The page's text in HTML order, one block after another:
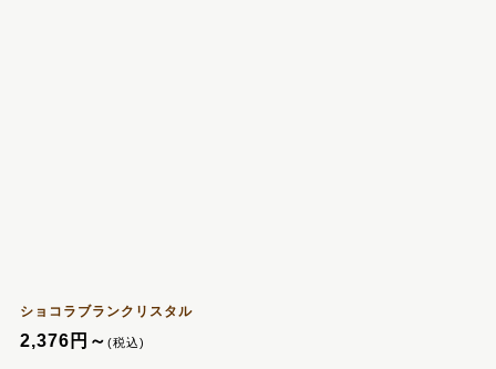
ショコラブランクリスタル
2,376 円 ～ (税込)